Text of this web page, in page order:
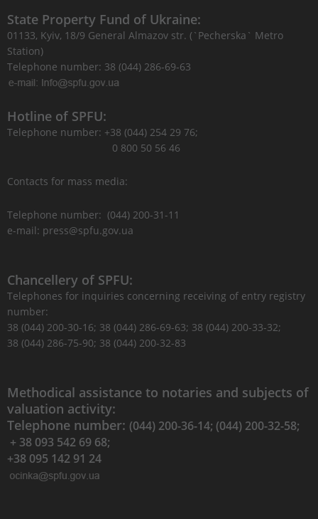
State Property Fund of Ukraine:
01133, Kyiv, 18/9 General Almazov str. (`Pecherska` Metro
Station)
Telephone number: 38 (044) 286-69-63
Hotline of SPFU:
Telephone number: +38 (044) 254 29 76;
0 800 50 56 46
Contacts for mass media:
Telephone number: (044) 200-31-11
e-mail: press@spfu.gov.ua
Chancellery of SPFU:
Telephones for inquiries concerning receiving of entry registry
number:
38 (044) 200-30-16; 38 (044) 286-69-63; 38 (044) 200-33-32;
38 (044) 286-75-90; 38 (044) 200-32-83
Methodical assistance to notaries and subjects of
valuation activity:
Telephone number: (044) 200-36-14; (044) 200-32-58;
+ 38 093 542 69 68;
+38 095 142 91 24